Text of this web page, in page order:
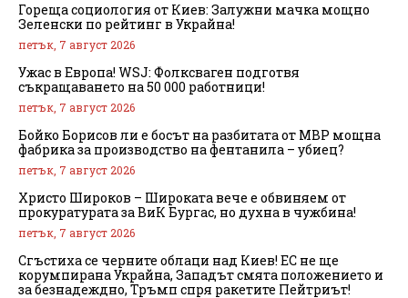
Гореща социология от Киев: Залужни мачка мощно
Зеленски по рейтинг в Украйна!
петък, 7 август 2026
Ужас в Европа! WSJ: Фолксваген подготвя
съкращаването на 50 000 работници!
петък, 7 август 2026
Бойко Борисов ли е босът на разбитата от МВР мощна
фабрика за производство на фентанила – убиец?
петък, 7 август 2026
Христо Широков – Широката вече е обвиняем от
прокуратурата за ВиК Бургас, но духна в чужбина!
петък, 7 август 2026
Сгъстиха се черните облаци над Киев! ЕС не ще
корумпирана Украйна, Западът смята положението и
за безнадеждно, Тръмп спря ракетите Пейтриът!